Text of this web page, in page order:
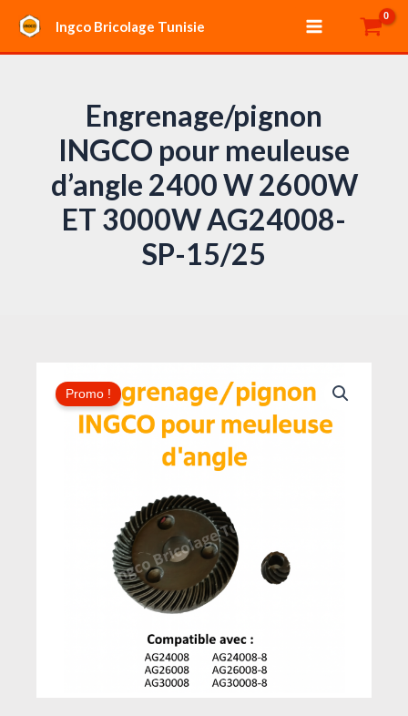
contenu
Ingco Bricolage Tunisie
Main
Menu
Engrenage/pignon
INGCO pour meuleuse
d’angle 2400 W 2600W
ET 3000W AG24008-
SP-15/25
Promo !
prix
initial
était :
prix
actuel
Engrenage/pignon